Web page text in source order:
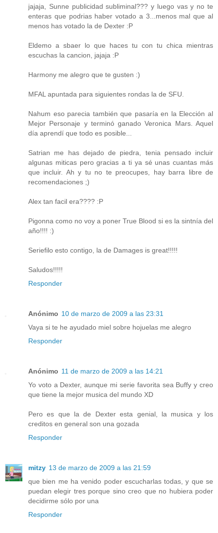
jajaja, Sunne publicidad subliminal??? y luego vas y no te
enteras que podrias haber votado a 3...menos mal que al
menos has votado la de Dexter :P
Eldemo a sbaer lo que haces tu con tu chica mientras
escuchas la cancion, jajaja :P
Harmony me alegro que te gusten :)
MFAL apuntada para siguientes rondas la de SFU.
Nahum eso parecia también que pasaría en la Elección al
Mejor Personaje y terminó ganado Veronica Mars. Aquel
día aprendí que todo es posible...
Satrian me has dejado de piedra, tenia pensado incluir
algunas miticas pero gracias a ti ya sé unas cuantas más
que incluir. Ah y tu no te preocupes, hay barra libre de
recomendaciones ;)
Alex tan facil era???? :P
Pigonna como no voy a poner True Blood si es la sintnía del
año!!!! :)
Seriefilo esto contigo, la de Damages is great!!!!!
Saludos!!!!!
Responder
Anónimo 10 de marzo de 2009 a las 23:31
Vaya si te he ayudado miel sobre hojuelas me alegro
Responder
Anónimo 11 de marzo de 2009 a las 14:21
Yo voto a Dexter, aunque mi serie favorita sea Buffy y creo
que tiene la mejor musica del mundo XD
Pero es que la de Dexter esta genial, la musica y los
creditos en general son una gozada
Responder
mitzy 13 de marzo de 2009 a las 21:59
que bien me ha venido poder escucharlas todas, y que se
puedan elegir tres porque sino creo que no hubiera poder
decidirme sólo por una
Responder